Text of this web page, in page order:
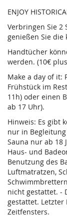
ENJOY
Verbringen Sie
genießen Sie
Handtücher
werden. (10€
Make a day of it:
Frühstück im
11h) oder einen
ab 17 Uhr).
Hinweis: Es gibt
nur in
Sauna nur ab 18
Haus- und
Benutzung des
Luftmatratzen,
nicht gestattet. -
gestattet. Letzter
Zeitfensters.